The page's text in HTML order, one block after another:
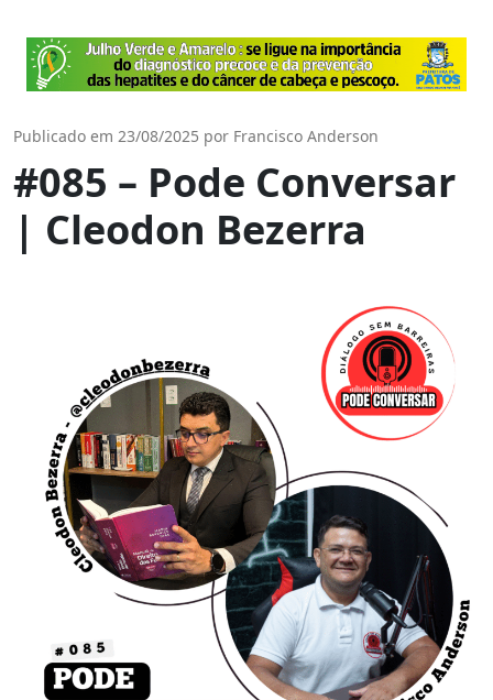
Publicado em 23/08/2025 por Francisco Anderson
#085 – Pode Conversar
| Cleodon Bezerra